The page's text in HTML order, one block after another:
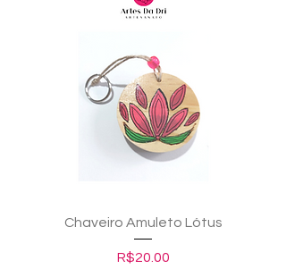
Chaveiro Amuleto Lótus
Price
R$20.00